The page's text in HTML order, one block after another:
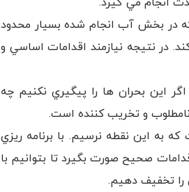
كه در بخش آب انجام شده بسيار محدود
در نتيجه نيازمند اقدامات اساسي و
اين بحران ها را پيگيري نكنيم چه
و تخريب كننده است.
به اين نقطه نرسيم. با برنامه ريزي
صحيح صورت بگيرد تا بتوانيم با
را تخفيف دهيم.